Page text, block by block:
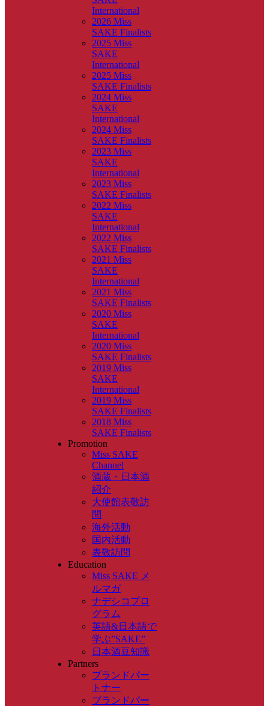
International
2026 Miss
SAKE Finalists
2025 Miss
SAKE
International
2025 Miss
SAKE Finalists
2024 Miss
SAKE
International
2024 Miss
SAKE Finalists
2023 Miss
SAKE
International
2023 Miss
SAKE Finalists
2022 Miss
SAKE
International
2022 Miss
SAKE Finalists
2021 Miss
SAKE
International
2021 Miss
SAKE Finalists
2020 Miss
SAKE
International
2020 Miss
SAKE Finalists
2019 Miss
SAKE
International
2019 Miss
SAKE Finalists
2018 Miss
SAKE Finalists
Promotion
Miss SAKE
Channel
酒蔵・日本酒
紹介
大使館表敬訪
問
海外活動
国内活動
表敬訪問
Education
Miss SAKE メ
ルマガ
ナデシコプロ
グラム
英語&日本語で
学ぶ”SAKE”
日本酒豆知識
Partners
ブランドパー
トナー
ブランドパー